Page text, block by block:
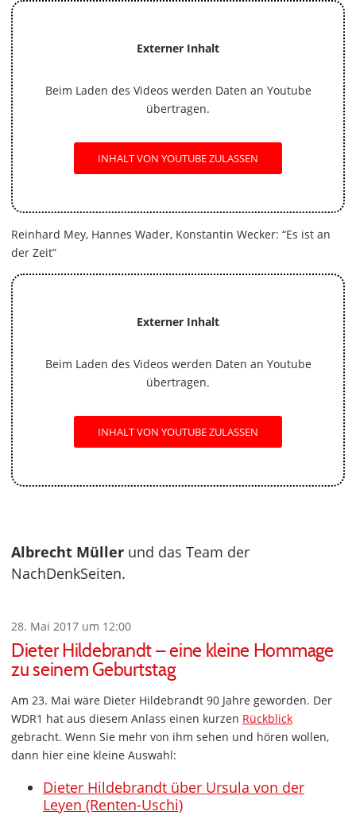
Externer Inhalt
Beim Laden des Videos werden Daten an Youtube
übertragen.
INHALT VON YOUTUBE ZULASSEN
Reinhard Mey, Hannes Wader, Konstantin Wecker: “Es ist an
der Zeit”
Externer Inhalt
Beim Laden des Videos werden Daten an Youtube
übertragen.
INHALT VON YOUTUBE ZULASSEN
Albrecht Müller und das Team der
NachDenkSeiten.
28. Mai 2017 um 12:00
Dieter Hildebrandt – eine kleine Hommage
zu seinem Geburtstag
Am 23. Mai wäre Dieter Hildebrandt 90 Jahre geworden. Der
WDR1 hat aus diesem Anlass einen kurzen Rückblick
gebracht. Wenn Sie mehr von ihm sehen und hören wollen,
dann hier eine kleine Auswahl:
Dieter Hildebrandt über Ursula von der
Leyen (Renten-Uschi)